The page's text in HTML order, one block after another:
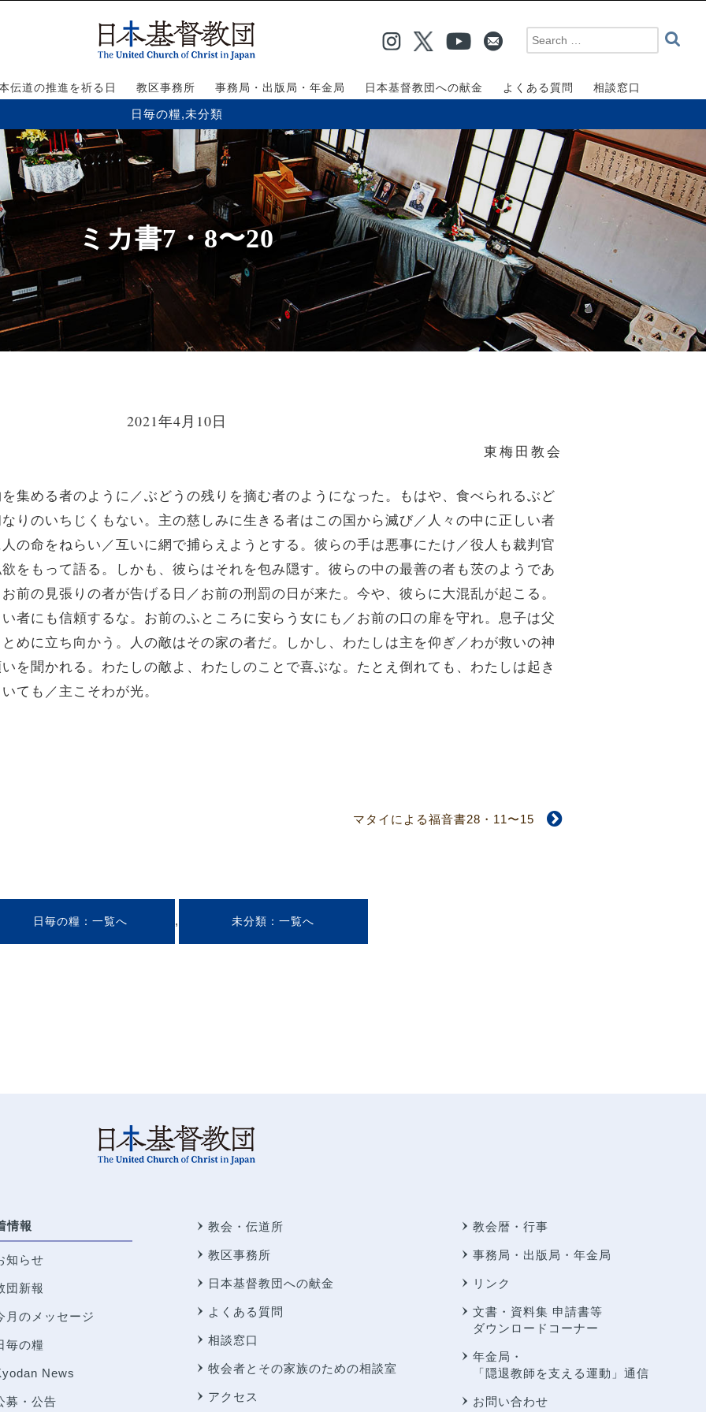
伝道の推進を祈る日 教区事務所 事務局・出版局・年金局 日本基督教団への献金 よくある質問 相談窓口
日毎の糧,未分類
ミカ書7・8〜20
2021年4月10日
東梅田教会
集める者のように／ぶどうの残りを摘む者のようになった。もはや、食べられるぶど
りのいちじくもない。主の慈しみに生きる者はこの国から滅び／人々の中に正しい者
の命をねらい／互いに網で捕らえようとする。彼らの手は悪事にたけ／役人も裁判官
をもって語る。しかも、彼らはそれを包み隠す。彼らの中の最善の者も茨のようであ
前の見張りの者が告げる日／お前の刑罰の日が来た。今や、彼らに大混乱が起こる。
者にも信頼するな。お前のふところに安らう女にも／お前の口の扉を守れ。息子は父
めに立ち向かう。人の敵はその家の者だ。しかし、わたしは主を仰ぎ／わが救いの神
を聞かれる。わたしの敵よ、わたしのことで喜ぶな。たとえ倒れても、わたしは起き
ても／主こそわが光。
マタイによる福音書28・11〜15
日毎の糧 , 未分類
情報
知らせ
団新報
月のメッセージ
毎の糧
News
募・公告
教会・伝道所
教区事務所
日本基督教団への献金
よくある質問
相談窓口
牧会者とその家族のための相談室
アクセス
教会暦・行事
事務局・出版局・年金局
リンク
文書・資料集 申請書等
ダウンロードコーナー
年金局・
「隠退教師を支える運動」通信
お問い合わせ